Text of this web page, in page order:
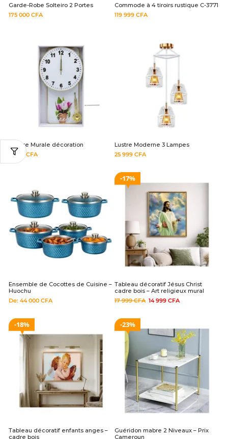
Garde-Robe Solteiro 2 Portes
175 000 CFA
Commode à 4 tiroirs rustique C-3771
119 999 CFA
Montre Murale décoration
9 999CFA
Lustre Moderne 3 Lampes
25 999 CFA
Ensemble de Cocottes de Cuisine –
Huochu
De: 44 000 CFA
17%
Tableau décoratif Jésus Christ
cadre bois – Art religieux mural
17 999CFA 14 999 CFA
18%
Tableau décoratif enfants anges –
cadre bois
23%
Guéridon mabre 2 Niveaux – Prix
Cameroun